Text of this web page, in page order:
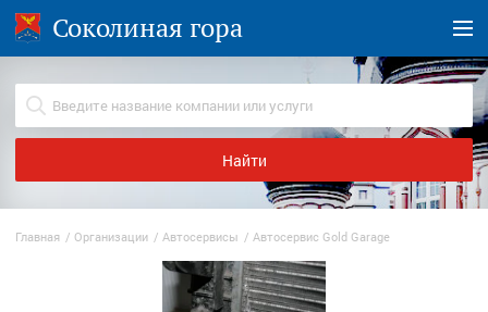
Соколиная гора
Найти
Главная Организации Автосервисы Автосервис Gold Garage